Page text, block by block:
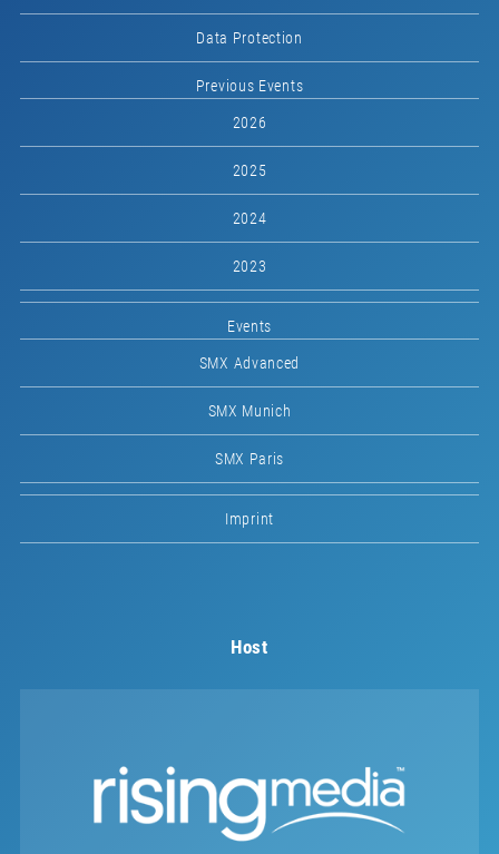
Data Protection
Previous Events
2026
2025
2024
2023
Events
SMX Advanced
SMX Munich
SMX Paris
Imprint
Host